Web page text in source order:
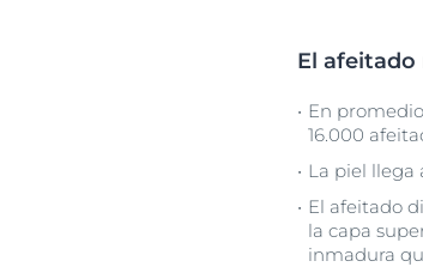
El afeitado
En
16.000
La piel llega
El afeitado
la capa
inmadura